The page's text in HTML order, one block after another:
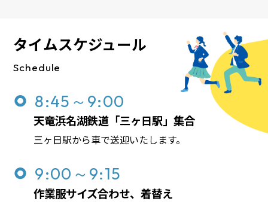
タイムスケジュール
Schedule
8:45～9:00
天竜浜名湖鉄道「三ヶ日駅」集合
三ヶ日駅から車で送迎いたします。
9:00～9:15
作業服サイズ合わせ、着替え